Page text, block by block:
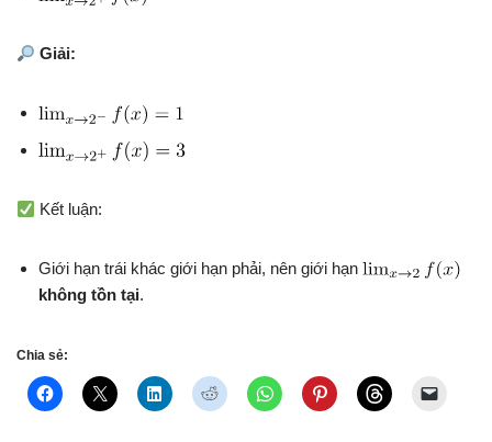
Giải:
Kết luận:
Giới hạn trái khác giới hạn phải, nên giới hạn
không tồn tại.
Chia sẻ: